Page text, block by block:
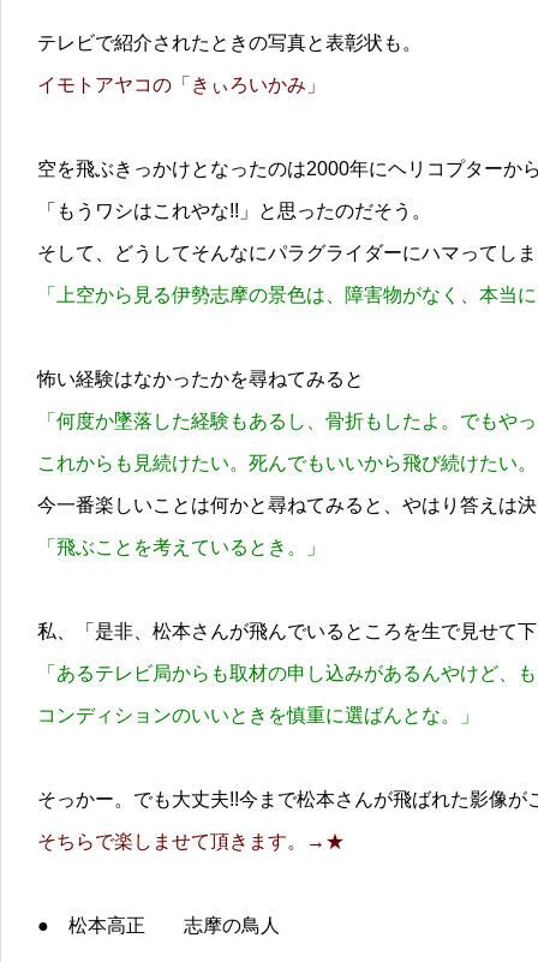
テレビで紹介されたときの写真と表彰状も。
イモトアヤコの「きぃろいかみ」
空を飛ぶきっかけとなったのは2000年にヘリコプターか
「もうワシはこれやな!!」と思ったのだそう。
そして、どうしてそんなにパラグライダーにハマってし
「上空から見る伊勢志摩の景色は、障害物がなく、本当
怖い経験はなかったかを尋ねてみると
「何度か墜落した経験もあるし、骨折もしたよ。でもや
これからも見続けたい。死んでもいいから飛び続けたい
今一番楽しいことは何かと尋ねてみると、やはり答えは
「飛ぶことを考えているとき。」
私、「是非、松本さんが飛んでいるところを生で見せて
「あるテレビ局からも取材の申し込みがあるんやけど、
コンディションのいいときを慎重に選ばんとな。」
そっかー。でも大丈夫!!今まで松本さんが飛ばれた影像
そちらで楽しませて頂きます。→★
● 松本高正 志摩の鳥人